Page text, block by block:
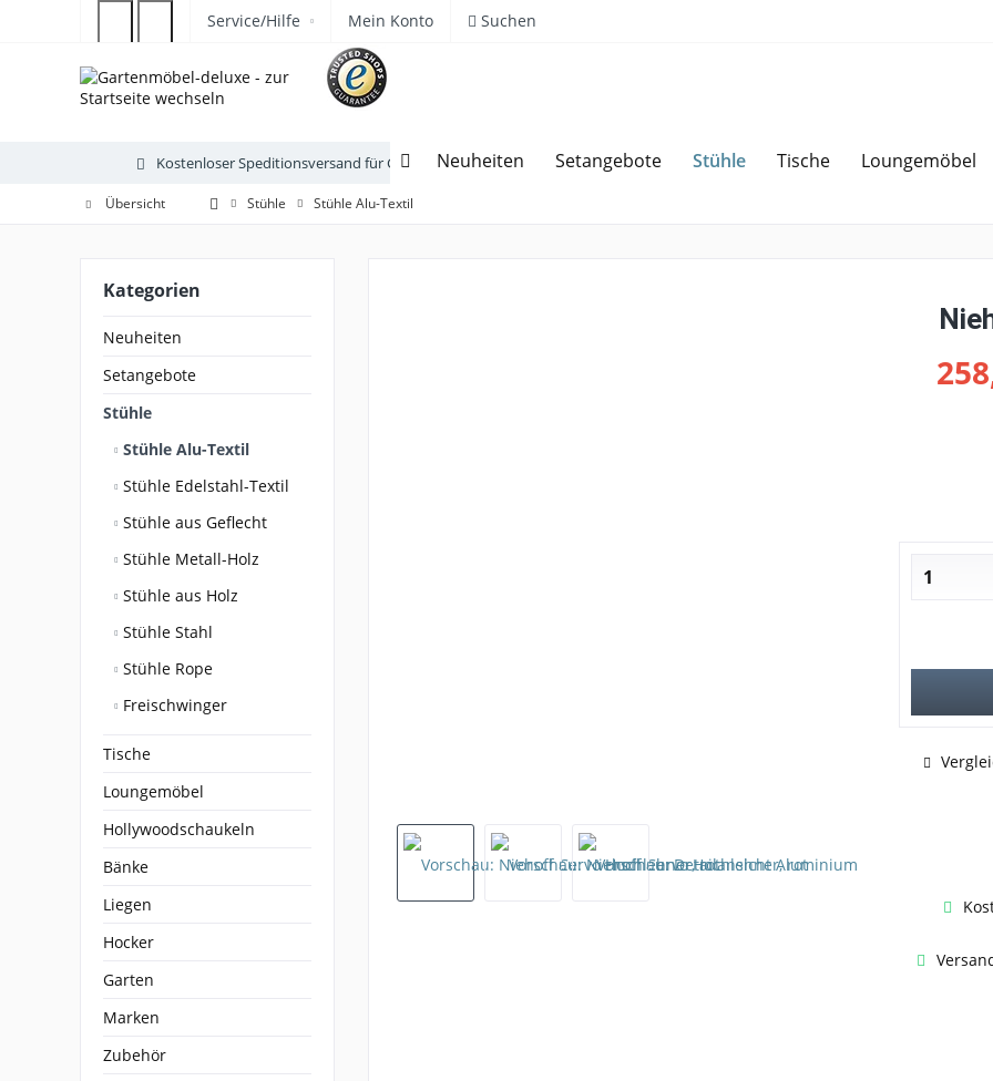
Service/Hilfe Mein Konto Suchen
Neuheiten Setangebote Stühle Tische Loungemöbel
Kostenloser Speditionsversand für Gartenmöbel Sparen bei Angebotsanfrage Über
Übersicht Stühle Stühle Alu-Textil
Kategorien
Neuheiten
Setangebote
Stühle
Stühle Alu-Textil
Stühle Edelstahl-Textil
Stühle aus Geflecht
Stühle Metall-Holz
Stühle aus Holz
Stühle Stahl
Stühle Rope
Freischwinger
Tische
Loungemöbel
Hollywoodschaukeln
Bänke
Liegen
Hocker
Garten
Marken
Zubehör